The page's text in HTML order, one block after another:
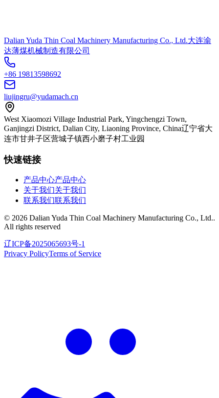
Dalian Yuda Thin Coal Machinery Manufacturing Co., Ltd.大连渝
达薄煤机械制造有限公司
+86 19813598692
liujingru@yudamach.cn
West Xiaomozi Village Industrial Park, Yingchengzi Town,
Ganjingzi District, Dalian City, Liaoning Province, China辽宁省大
连市甘井子区营城子镇西小磨子村工业园
快速链接
产品中心产品中心
关于我们关于我们
联系我们联系我们
© 2026 Dalian Yuda Thin Coal Machinery Manufacturing Co., Ltd..
All rights reserved
辽ICP备2025065693号-1
Privacy PolicyTerms of Service